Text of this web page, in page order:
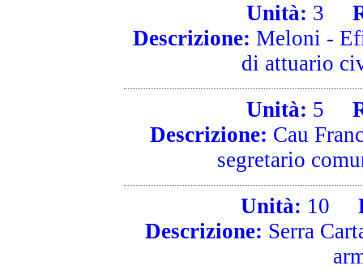
Unità: 3
Descrizione: Meloni -
di attuario
Unità: 5
Descrizione: Cau
segretario
Unità: 10
Descrizione: Serra